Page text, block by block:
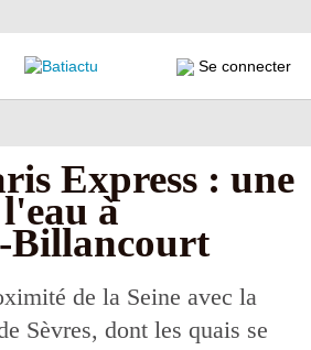
Se connecter
Express : une
à
Billancourt
de la Seine avec la
Sèvres, dont les quais se